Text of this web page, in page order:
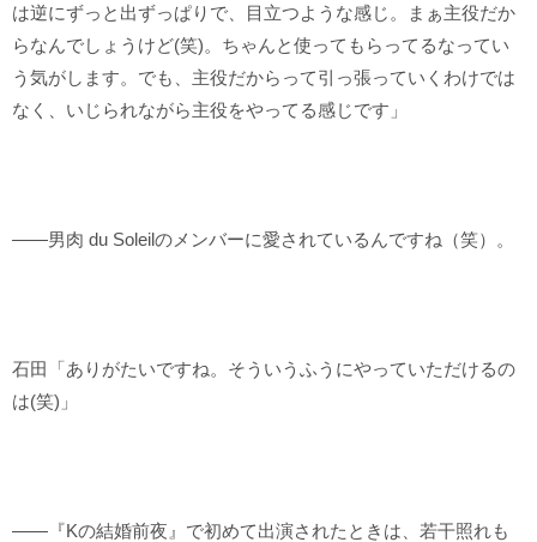
は逆にずっと出ずっぱりで、目立つような感じ。まぁ主役だか
らなんでしょうけど(笑)。ちゃんと使ってもらってるなってい
う気がします。でも、主役だからって引っ張っていくわけでは
なく、いじられながら主役をやってる感じです」
――男肉 du Soleilのメンバーに愛されているんですね（笑）。
石田「ありがたいですね。そういうふうにやっていただけるの
は(笑)」
――『Kの結婚前夜』で初めて出演されたときは、若干照れも